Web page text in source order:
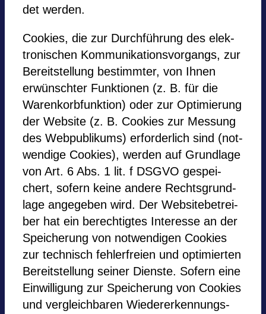
det wer­den.
Coo­kies, die zur Durchführung des elek­
tro­ni­schen Kom­mu­ni­ka­ti­ons­vor­gangs, zur
Bereit­stel­lung bestimm­ter, von Ihnen
erwünschter Funk­tio­nen (z. B. für die
Waren­korb­funk­tion) oder zur Opti­mie­rung
der Web­site (z. B. Coo­kies zur Mes­sung
des Web­pu­bli­kums) erfor­der­lich sind (not­
wen­dige Coo­kies), wer­den auf Grund­lage
von Art. 6 Abs. 1 lit. f DSGVO gespei­
chert, sofern keine andere Rechts­grund­
lage ange­ge­ben wird. Der Web­site­be­trei­
ber hat ein berech­tig­tes Inter­esse an der
Spei­che­rung von not­wen­di­gen Coo­kies
zur tech­nisch feh­ler­freien und opti­mier­ten
Bereit­stel­lung sei­ner Dienste. Sofern eine
Ein­wil­li­gung zur Spei­che­rung von Coo­kies
und ver­gleich­ba­ren Wie­der­erken­nungs­